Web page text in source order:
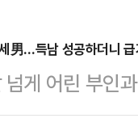
男…득남 성공하더니 급
게 어린 부인
아이를 계획